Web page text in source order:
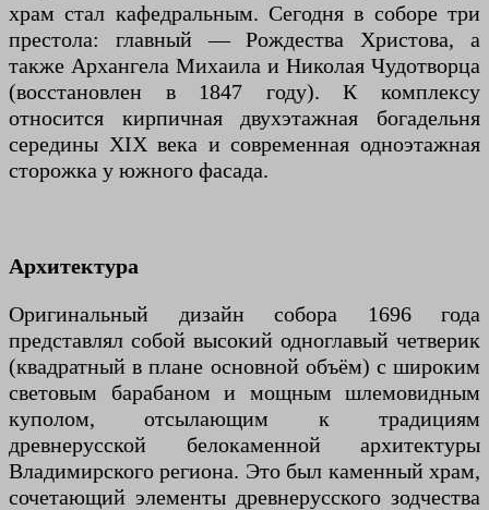
храм стал кафедральным. Сегодня в соборе три
престола: главный — Рождества Христова, а
также Архангела Михаила и Николая Чудотворца
(восстановлен в 1847 году). К комплексу
относится кирпичная двухэтажная богадельня
середины XIX века и современная одноэтажная
сторожка у южного фасада.
Архитектура
Оригинальный дизайн собора 1696 года
представлял собой высокий одноглавый четверик
(квадратный в плане основной объём) с широким
световым барабаном и мощным шлемовидным
куполом, отсылающим к традициям
древнерусской белокаменной архитектуры
Владимирского региона. Это был каменный храм,
сочетающий элементы древнерусского зодчества